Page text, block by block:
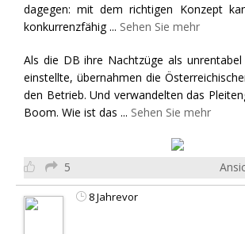
dagegen: mit dem richtigen Konzept
konkurrenzfähig ... Sehen Sie mehr
Als die DB ihre Nachtzüge als unrentabel
einstellte, übernahmen die
den Betrieb. Und verwandelten das
Boom. Wie ist das ... Sehen Sie mehr
5
8 Jahrevor